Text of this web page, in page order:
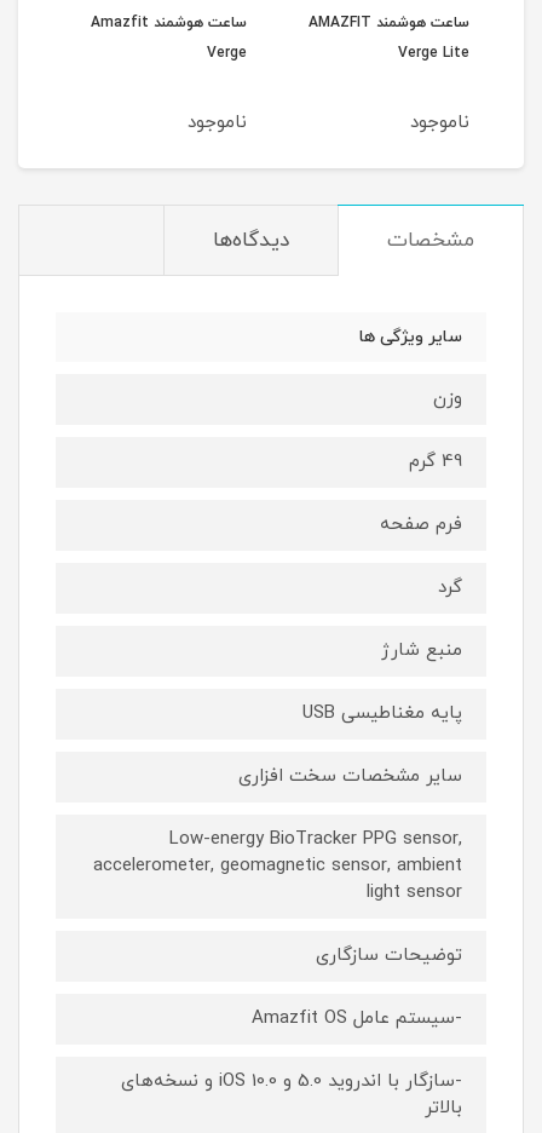
ساعت هوشمند AMAZFIT
Verge Lite
ناموجود
ساعت هوشمند Amazfit
Verge
ناموجود
مشخصات دیدگاه‌ها
سایر ویژگی ها
وزن
49 گرم
فرم صفحه
گرد
منبع شارژ
پایه مغناطیسی USB
سایر مشخصات سخت افزاری
Low-energy BioTracker PPG sensor,
accelerometer, geomagnetic sensor, ambient
light sensor
توضیحات سازگاری
-سیستم عامل Amazfit OS
-سازگار با اندروید 5.0 و iOS 10.0 و نسخه‌های
بالاتر